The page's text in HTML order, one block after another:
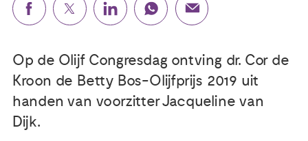
Nieuws
Leven met/na kanker
Steun ons
Op de Olijf Congresdag ontving dr. Cor de
Kroon de Betty Bos-Olijfprijs 2019 uit
handen van voorzitter Jacqueline van
Dijk.